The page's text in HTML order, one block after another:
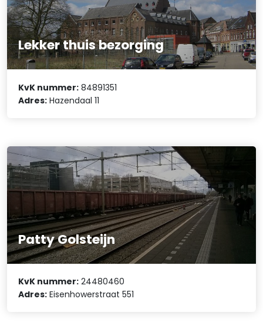
Lekker thuis bezorging
KvK nummer: 84891351
Adres: Hazendaal 11
Patty Golsteijn
KvK nummer: 24480460
Adres: Eisenhowerstraat 551